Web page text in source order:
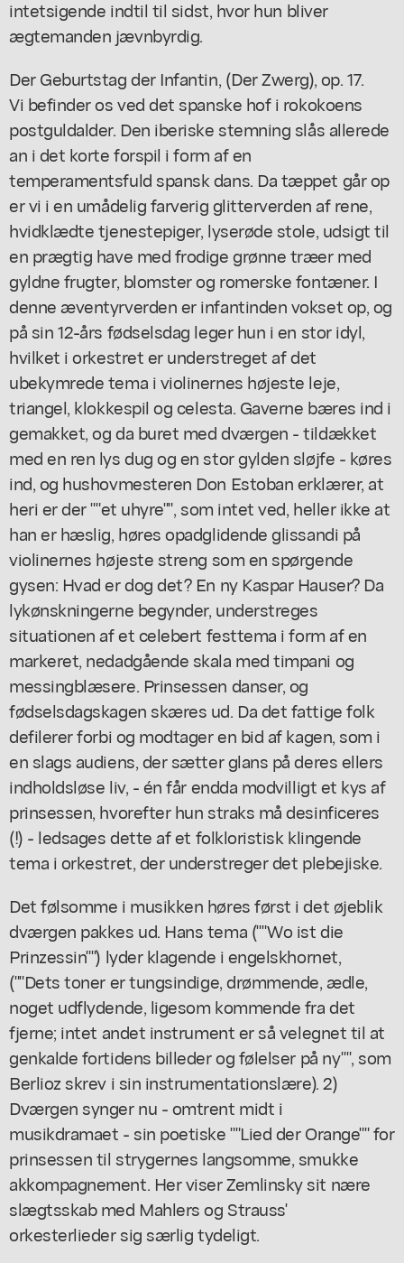
intetsigende indtil til sidst, hvor hun bliver
ægtemanden jævnbyrdig.
Der Geburtstag der Infantin, (Der Zwerg), op. 17.
Vi befinder os ved det spanske hof i rokokoens
postguldalder. Den iberiske stemning slås allerede
an i det korte forspil i form af en
temperamentsfuld spansk dans. Da tæppet går op
er vi i en umådelig farverig glitterverden af rene,
hvidklædte tjenestepiger, lyserøde stole, udsigt til
en prægtig have med frodige grønne træer med
gyldne frugter, blomster og romerske fontæner. I
denne æventyrverden er infantinden vokset op, og
på sin 12-års fødselsdag leger hun i en stor idyl,
hvilket i orkestret er understreget af det
ubekymrede tema i violinernes højeste leje,
triangel, klokkespil og celesta. Gaverne bæres ind i
gemakket, og da buret med dværgen - tildækket
med en ren lys dug og en stor gylden sløjfe - køres
ind, og hushovmesteren Don Estoban erklærer, at
heri er der ""et uhyre"", som intet ved, heller ikke at
han er hæslig, høres opadglidende glissandi på
violinernes højeste streng som en spørgende
gysen: Hvad er dog det? En ny Kaspar Hauser? Da
lykønskningerne begynder, understreges
situationen af et celebert festtema i form af en
markeret, nedadgående skala med timpani og
messingblæsere. Prinsessen danser, og
fødselsdagskagen skæres ud. Da det fattige folk
defilerer forbi og modtager en bid af kagen, som i
en slags audiens, der sætter glans på deres ellers
indholdsløse liv, - én får endda modvilligt et kys af
prinsessen, hvorefter hun straks må desinficeres
(!) - ledsages dette af et folkloristisk klingende
tema i orkestret, der understreger det plebejiske.
Det følsomme i musikken høres først i det øjeblik
dværgen pakkes ud. Hans tema (""Wo ist die
Prinzessin"") lyder klagende i engelskhornet,
(""Dets toner er tungsindige, drømmende, ædle,
noget udflydende, ligesom kommende fra det
fjerne; intet andet instrument er så velegnet til at
genkalde fortidens billeder og følelser på ny"", som
Berlioz skrev i sin instrumentationslære). 2)
Dværgen synger nu - omtrent midt i
musikdramaet - sin poetiske ""Lied der Orange"" for
prinsessen til strygernes langsomme, smukke
akkompagnement. Her viser Zemlinsky sit nære
slægtsskab med Mahlers og Strauss'
orkesterlieder sig særlig tydeligt.